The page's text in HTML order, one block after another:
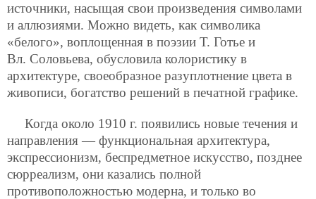
источники, насыщая свои произведения символами
и аллюзиями. Можно видеть, как символика
«белого», воплощенная в поэзии Т. Готье и
Вл. Соловьева, обусловила колористику в
архитектуре, своеобразное разуплотнение цвета в
живописи, богатство решений в печатной графике.
Когда около 1910 г. появились новые течения и
направления — функциональная архитектура,
экспреcсионизм, беспредметное искусство, позднее
сюрреализм, они казались полной
противоположностью модерна, и только во